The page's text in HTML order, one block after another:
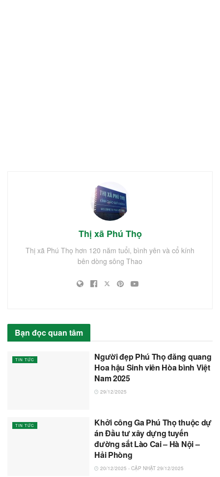
Thị xã Phú Thọ
Thị xã Phú Thọ hơn 120 năm tuổi, bình yên và cổ kính
bên dòng sông Thao
Bạn đọc quan tâm
TIN TỨC
Người đẹp Phú Thọ đăng quang
Hoa hậu Sinh viên Hòa bình Việt
Nam 2025
29/12/2025
TIN TỨC
Khởi công Ga Phú Thọ thuộc dự
án Đầu tư xây dựng tuyến
đường sắt Lào Cai – Hà Nội –
Hải Phòng
20/12/2025 - CẬP NHẬT 29/12/2025